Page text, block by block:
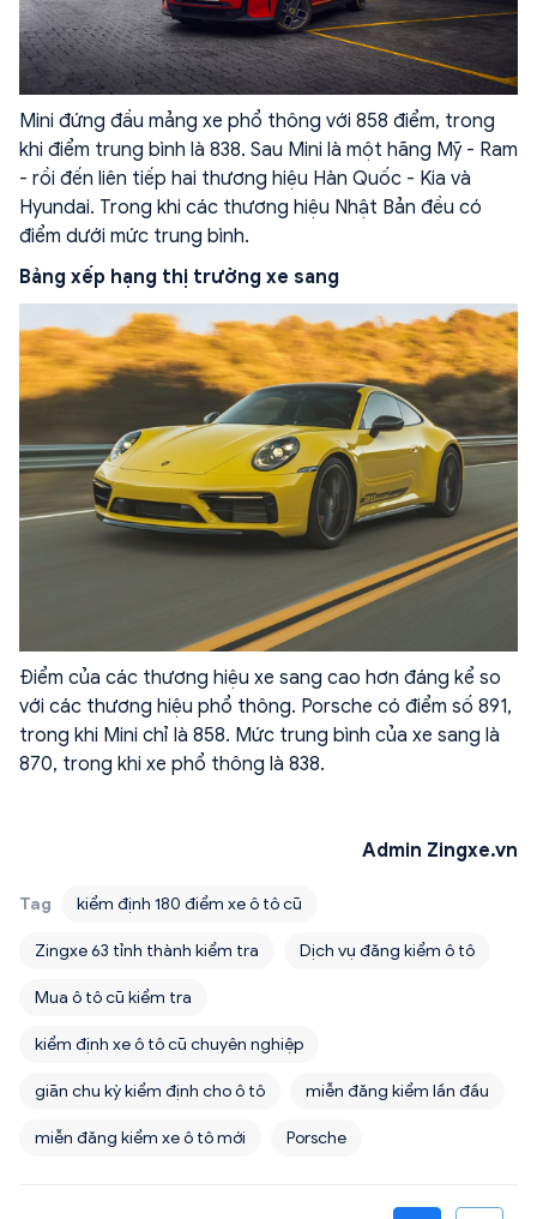
Mini đứng đầu mảng xe phổ thông với 858 điểm, trong
khi điểm trung bình là 838. Sau Mini là một hãng Mỹ - Ram
- rồi đến liên tiếp hai thương hiệu Hàn Quốc - Kia và
Hyundai. Trong khi các thương hiệu Nhật Bản đều có
điểm dưới mức trung bình.
Bảng xếp hạng thị trường xe sang
Điểm của các thương hiệu xe sang cao hơn đáng kể so
với các thương hiệu phổ thông. Porsche có điểm số 891,
trong khi Mini chỉ là 858. Mức trung bình của xe sang là
870, trong khi xe phổ thông là 838.
Admin Zingxe.vn
Tag kiểm định 180 điểm xe ô tô cũ
Zingxe 63 tỉnh thành kiểm tra Dịch vụ đăng kiểm ô tô
Mua ô tô cũ kiểm tra
kiểm định xe ô tô cũ chuyên nghiệp
giãn chu kỳ kiểm định cho ô tô miễn đăng kiểm lần đầu
miễn đăng kiểm xe ô tô mới Porsche